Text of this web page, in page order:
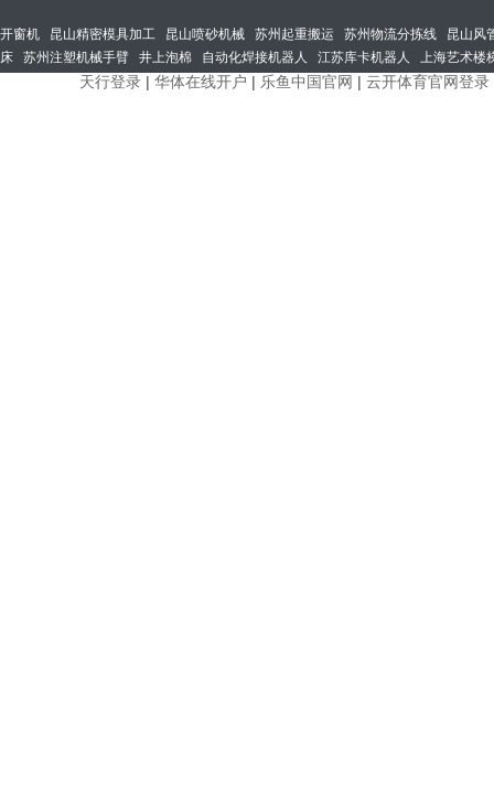
开窗机 昆山精密模具加工 昆山喷砂机械 苏州起重搬运 苏州物流分拣线
昆山风
床
苏州注塑机械手臂 井上泡棉 自动化焊接机器人 江苏库卡机器人 上海艺术楼
天行登录 | 华体在线开户 | 乐鱼中国官网 | 云开体育官网登录